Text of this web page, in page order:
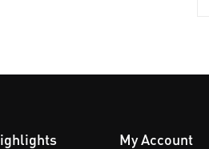
My Account